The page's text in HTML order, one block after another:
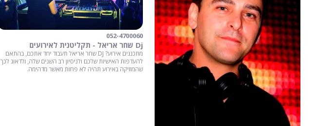
052-4700060
Dj שחר אריאל - תקליטנית לאירועים
מתכננים אירוע? DJ שחר אריאל תעבוד יחד אתכם, בהתאם
להעדפות האישיות שלכם ולניסיון רב השנים שלה, ולדאוג לכך
שהמוזיקה באירוע תהיה לא פחות מאשר מדהימה.